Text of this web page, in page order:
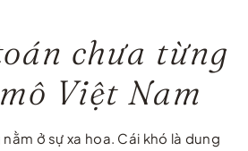
chưa từng
Việt Nam
ở sự xa hoa. Cái khó là dung